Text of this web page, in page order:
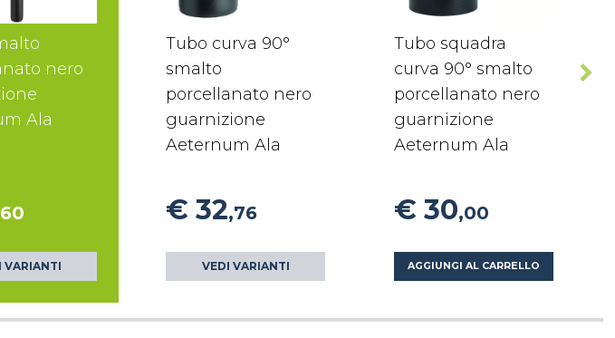
nero
Ala
VARIANTI
Tubo curva 90°
smalto
porcellanato nero
guarnizione
Aeternum Ala
€ 32,76
VEDI VARIANTI
Tubo squadra
curva 90° smalto
porcellanato nero
guarnizione
Aeternum Ala
€ 30,00
AGGIUNGI AL CARRELLO